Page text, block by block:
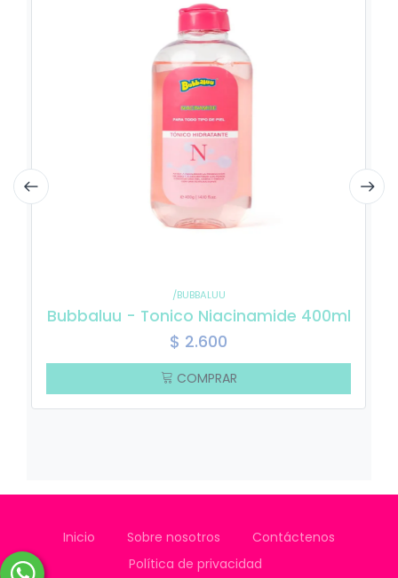
/BUBBALUU
Bubbaluu - Tonico Niacinamide 400ml
$ 2.600
COMPRAR
Inicio Sobre nosotros
Contáctenos
Política de privacidad